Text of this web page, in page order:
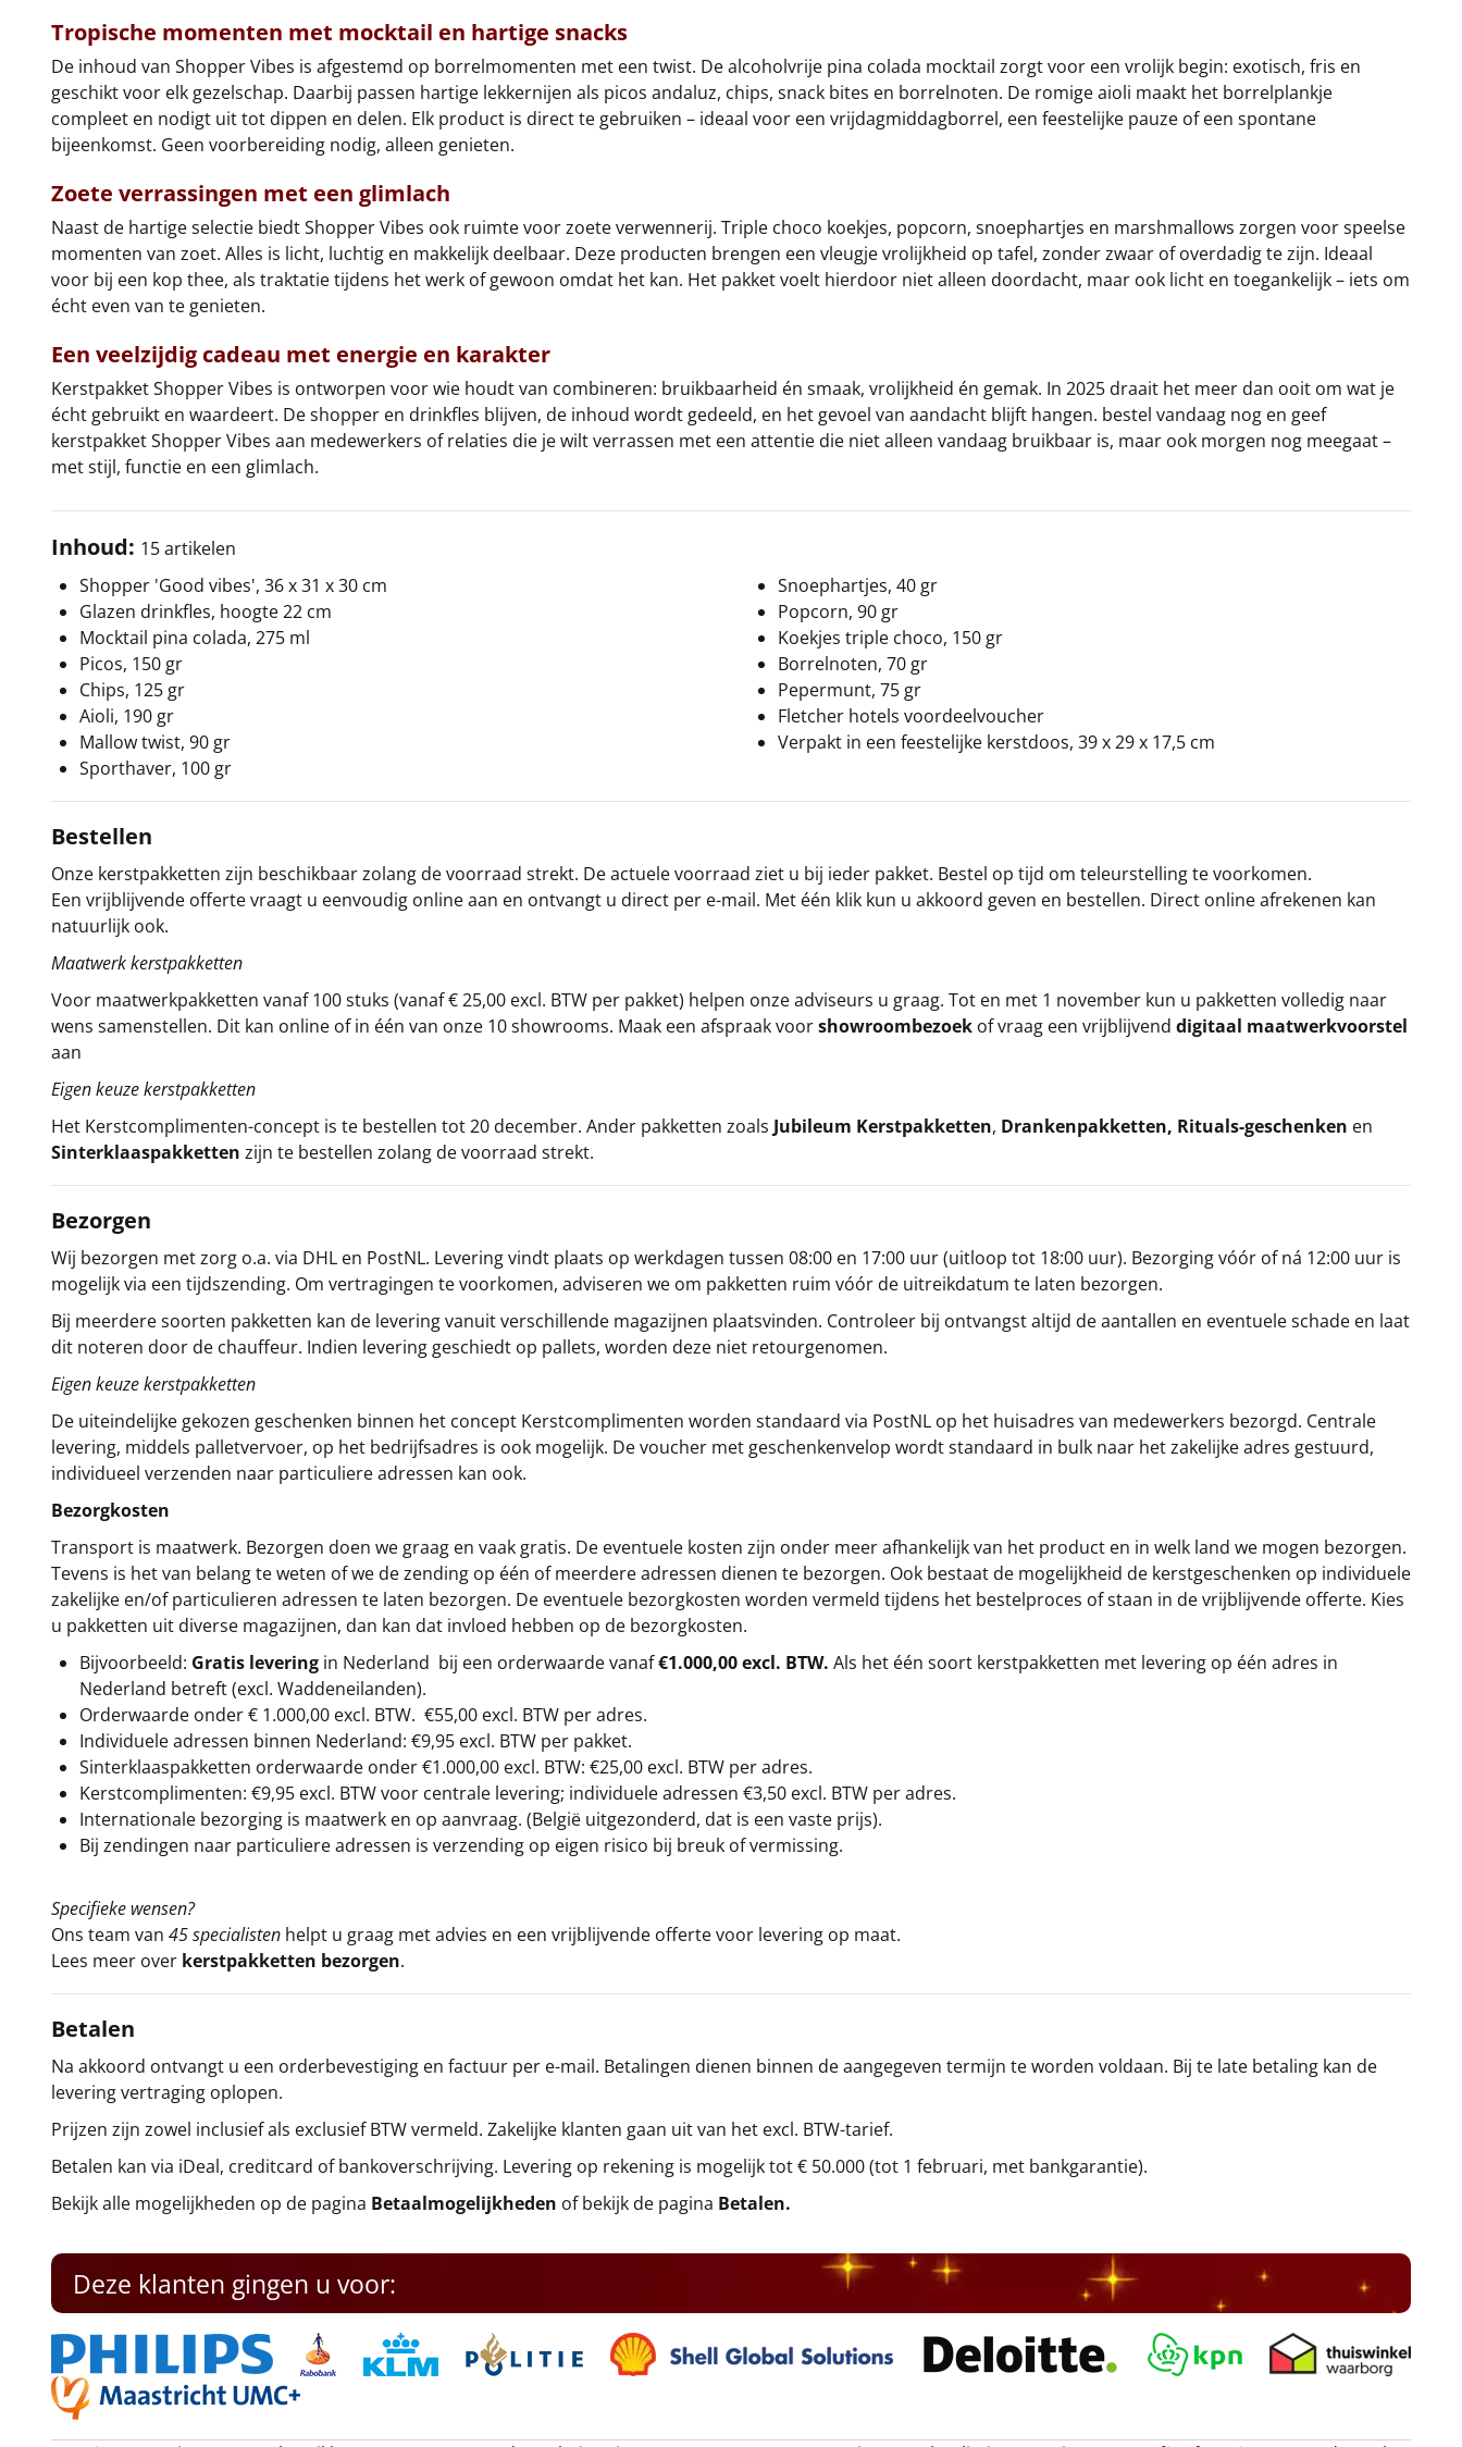
Tropische momenten met mocktail en hartige snacks
De inhoud van Shopper Vibes is afgestemd op borrelmomenten met een twist. De alcoholvrije pina colada mocktail zorgt voor een vrolijk begin: exotisch, fris en
geschikt voor elk gezelschap. Daarbij passen hartige lekkernijen als picos andaluz, chips, snack bites en borrelnoten. De romige aioli maakt het borrelplankje
compleet en nodigt uit tot dippen en delen. Elk product is direct te gebruiken – ideaal voor een vrijdagmiddagborrel, een feestelijke pauze of een spontane
bijeenkomst. Geen voorbereiding nodig, alleen genieten.
Zoete verrassingen met een glimlach
Naast de hartige selectie biedt Shopper Vibes ook ruimte voor zoete verwennerij. Triple choco koekjes, popcorn, snoephartjes en marshmallows zorgen voor speelse
momenten van zoet. Alles is licht, luchtig en makkelijk deelbaar. Deze producten brengen een vleugje vrolijkheid op tafel, zonder zwaar of overdadig te zijn. Ideaal
voor bij een kop thee, als traktatie tijdens het werk of gewoon omdat het kan. Het pakket voelt hierdoor niet alleen doordacht, maar ook licht en toegankelijk – iets om
écht even van te genieten.
Een veelzijdig cadeau met energie en karakter
Kerstpakket Shopper Vibes is ontworpen voor wie houdt van combineren: bruikbaarheid én smaak, vrolijkheid én gemak. In 2025 draait het meer dan ooit om wat je
écht gebruikt en waardeert. De shopper en drinkfles blijven, de inhoud wordt gedeeld, en het gevoel van aandacht blijft hangen. bestel vandaag nog en geef
kerstpakket Shopper Vibes aan medewerkers of relaties die je wilt verrassen met een attentie die niet alleen vandaag bruikbaar is, maar ook morgen nog meegaat –
met stijl, functie en een glimlach.
Inhoud: 15 artikelen
Shopper 'Good vibes', 36 x 31 x 30 cm
Glazen drinkfles, hoogte 22 cm
Mocktail pina colada, 275 ml
Picos, 150 gr
Chips, 125 gr
Aioli, 190 gr
Mallow twist, 90 gr
Sporthaver, 100 gr
Snoephartjes, 40 gr
Popcorn, 90 gr
Koekjes triple choco, 150 gr
Borrelnoten, 70 gr
Pepermunt, 75 gr
Fletcher hotels voordeelvoucher
Verpakt in een feestelijke kerstdoos, 39 x 29 x 17,5 cm
Bestellen
Onze kerstpakketten zijn beschikbaar zolang de voorraad strekt. De actuele voorraad ziet u bij ieder pakket. Bestel op tijd om teleurstelling te voorkomen.
Een vrijblijvende offerte vraagt u eenvoudig online aan en ontvangt u direct per e-mail. Met één klik kun u akkoord geven en bestellen. Direct online afrekenen kan
natuurlijk ook.
Maatwerk kerstpakketten
Voor maatwerkpakketten vanaf 100 stuks (vanaf € 25,00 excl. BTW per pakket) helpen onze adviseurs u graag. Tot en met 1 november kun u pakketten volledig naar
wens samenstellen. Dit kan online of in één van onze 10 showrooms. Maak een afspraak voorshowroombezoek of vraag een vrijblijvend digitaal maatwerkvoorstel
aan
Eigen keuze kerstpakketten
Het Kerstcomplimenten-concept is te bestellen tot 20 december. Ander pakketten zoals Jubileum Kerstpakketten, Drankenpakketten, Rituals-geschenken en
Sinterklaaspakketten zijn te bestellen zolang de voorraad strekt.
Bezorgen
Wij bezorgen met zorg o.a. via DHL en PostNL. Levering vindt plaats op werkdagen tussen 08:00 en 17:00 uur (uitloop tot 18:00 uur). Bezorging vóór of ná 12:00 uur is
mogelijk via een tijdszending. Om vertragingen te voorkomen, adviseren we om pakketten ruim vóór de uitreikdatum te laten bezorgen.
Bij meerdere soorten pakketten kan de levering vanuit verschillende magazijnen plaatsvinden. Controleer bij ontvangst altijd de aantallen en eventuele schade en laat
dit noteren door de chauffeur. Indien levering geschiedt op pallets, worden deze niet retourgenomen.
Eigen keuze kerstpakketten
De uiteindelijke gekozen geschenken binnen het concept Kerstcomplimenten worden standaard via PostNL op het huisadres van medewerkers bezorgd. Centrale
levering, middels palletvervoer, op het bedrijfsadres is ook mogelijk. De voucher met geschenkenvelop wordt standaard in bulk naar het zakelijke adres gestuurd,
individueel verzenden naar particuliere adressen kan ook.
Bezorgkosten
Transport is maatwerk. Bezorgen doen we graag en vaak gratis. De eventuele kosten zijn onder meer afhankelijk van het product en in welk land we mogen bezorgen.
Tevens is het van belang te weten of we de zending op één of meerdere adressen dienen te bezorgen. Ook bestaat de mogelijkheid de kerstgeschenken op individuele
zakelijke en/of particulieren adressen te laten bezorgen. De eventuele bezorgkosten worden vermeld tijdens het bestelproces of staan in de vrijblijvende offerte. Kies
u pakketten uit diverse magazijnen, dan kan dat invloed hebben op de bezorgkosten.
Bijvoorbeeld: Gratis levering in Nederland bij een orderwaarde vanaf€1.000,00 excl. BTW. Als het één soort kerstpakketten met levering op één adres in
Nederland betreft (excl. Waddeneilanden).
Orderwaarde onder € 1.000,00 excl. BTW. €55,00 excl. BTW per adres.
Individuele adressen binnen Nederland: €9,95 excl. BTW per pakket.
Sinterklaaspakketten orderwaarde onder €1.000,00 excl. BTW: €25,00 excl. BTW per adres.
Kerstcomplimenten: €9,95 excl. BTW voor centrale levering; individuele adressen €3,50 excl. BTW per adres.
Internationale bezorging is maatwerk en op aanvraag. (België uitgezonderd, dat is een vaste prijs).
Bij zendingen naar particuliere adressen is verzending op eigen risico bij breuk of vermissing.
Specifieke wensen?
Ons team van 45 specialisten helpt u graag met advies en een vrijblijvende offerte voor levering op maat.
Lees meer over kerstpakketten bezorgen.
Betalen
Na akkoord ontvangt u een orderbevestiging en factuur per e-mail. Betalingen dienen binnen de aangegeven termijn te worden voldaan. Bij te late betaling kan de
levering vertraging oplopen.
Prijzen zijn zowel inclusief als exclusief BTW vermeld. Zakelijke klanten gaan uit van het excl. BTW-tarief.
Betalen kan via iDeal, creditcard of bankoverschrijving. Levering op rekening is mogelijk tot € 50.000 (tot 1 februari, met bankgarantie).
Bekijk alle mogelijkheden op de pagina Betaalmogelijkheden of bekijk de pagina Betalen.
Deze klanten gingen u voor: